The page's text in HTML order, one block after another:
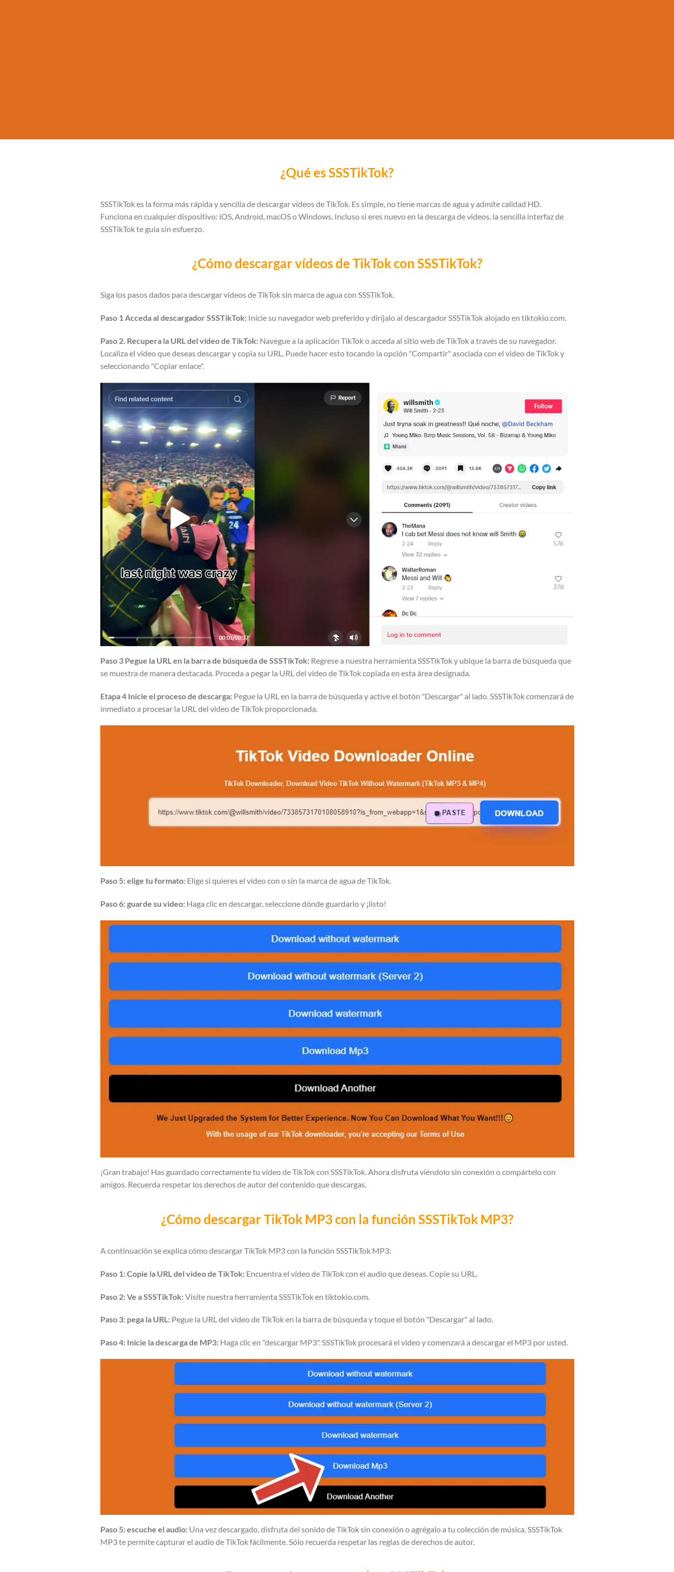
¿Qué es SSSTikTok?
SSSTikTok es la forma más rápida y sencilla de descargar vídeos de TikTok. Es simple, no tiene marcas de agua y admite calidad HD.
Funciona en cualquier dispositivo: iOS, Android, macOS o Windows. Incluso si eres nuevo en la descarga de videos, la sencilla interfaz de
SSSTikTok te guía sin esfuerzo.
¿Cómo descargar vídeos de TikTok con SSSTikTok?
Siga los pasos dados para descargar videos de TikTok sin marca de agua con SSSTikTok.
Paso 1 Acceda al descargador SSSTikTok:Inicie su navegador web preferido y diríjalo al descargador SSSTikTok alojado en tiktokio.com.
Paso 2. Recupera la URL del vídeo de TikTok:Navegue a la aplicación TikTok o acceda al sitio web de TikTok a través de su navegador.
Localiza el vídeo que deseas descargar y copia su URL. Puede hacer esto tocando la opción "Compartir" asociada con el video de TikTok y
seleccionando "Copiar enlace".
Paso 3 Pegue la URL en la barra de búsqueda de SSSTikTok:Regrese a nuestra herramienta SSSTikTok y ubique la barra de búsqueda que
se muestra de manera destacada. Proceda a pegar la URL del video de TikTok copiada en esta área designada.
Etapa 4 Inicie el proceso de descarga: Pegue la URL en la barra de búsqueda y active el botón "Descargar" al lado. SSSTikTok comenzará de
inmediato a procesar la URL del video de TikTok proporcionada.
Paso 5: elige tu formato:Elige si quieres el vídeo con o sin la marca de agua de TikTok.
Paso 6: guarde su video:Haga clic en descargar, seleccione dónde guardarlo y ¡listo!
¡Gran trabajo! Has guardado correctamente tu vídeo de TikTok con SSSTikTok. Ahora disfruta viéndolo sin conexión o compártelo con
amigos. Recuerda respetar los derechos de autor del contenido que descargas.
¿Cómo descargar TikTok MP3 con la función SSSTikTok MP3?
A continuación se explica cómo descargar TikTok MP3 con la función SSSTikTok MP3:
Paso 1: Copie la URL del video de TikTok:Encuentra el vídeo de TikTok con el audio que deseas. Copie su URL.
Paso 2: Ve a SSSTikTok:Visite nuestra herramienta SSSTikTok en tiktokio.com.
Paso 3: pega la URL:Pegue la URL del video de TikTok en la barra de búsqueda y toque el botón "Descargar" al lado.
Paso 4: Inicie la descarga de MP3:Haga clic en "descargar MP3". SSSTikTok procesará el video y comenzará a descargar el MP3 por usted.
Paso 5: escuche el audio:Una vez descargado, disfruta del sonido de TikTok sin conexión o agrégalo a tu colección de música. SSSTikTok
MP3 te permite capturar el audio de TikTok fácilmente. Sólo recuerda respetar las reglas de derechos de autor.